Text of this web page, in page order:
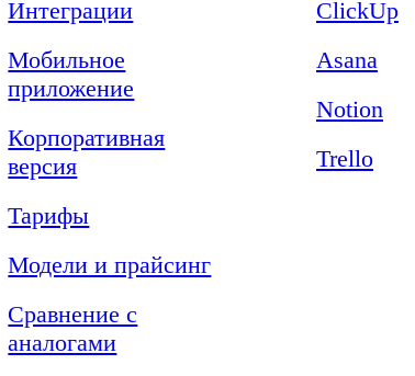
Интеграции
Мобильное
приложение
Корпоративная
версия
Тарифы
Модели и прайсинг
Сравнение с
аналогами
ClickUp
Asana
Notion
Trello